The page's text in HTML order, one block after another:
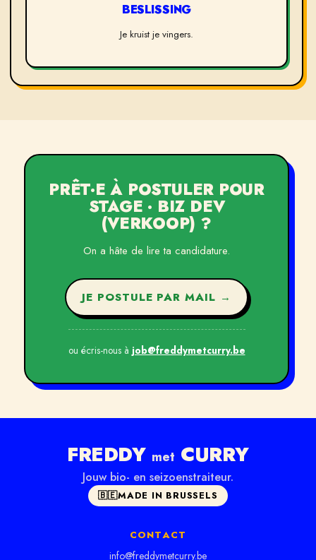
BESLISSING
Je kruist je vingers.
PRÊT·E À POSTULER POUR
STAGE · BIZ DEV
(VERKOOP) ?
On a hâte de lire ta candidature.
JE POSTULE PAR MAIL →
ou écris-nous à job@freddymetcurry.be
FREDDY met CURRY
Jouw bio- en seizoenstraiteur.
🇧🇪MADE IN BRUSSELS
CONTACT
info@freddymetcurry.be